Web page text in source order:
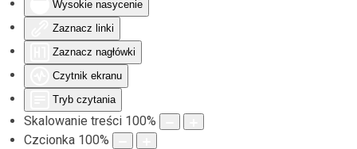
Wysokie nasycenie
Zaznacz linki
Zaznacz nagłówki
Czytnik ekranu
Tryb czytania
Skalowanie treści 100%
Czcionka 100%